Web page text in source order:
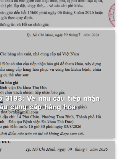
3193: Về nhu cầu tiếp nhận
cung cấp hàng hóa